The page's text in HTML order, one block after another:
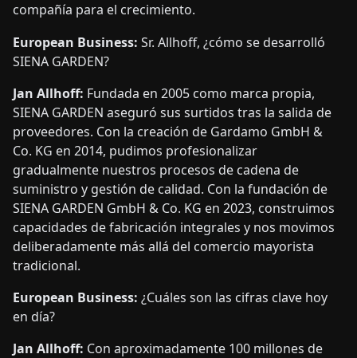
compañía para el crecimiento.
European Business: Sr. Allhoff, ¿cómo se desarrolló
SIENA GARDEN?
Jan Allhoff: Fundada en 2005 como marca propia,
SIENA GARDEN aseguró sus surtidos tras la salida de
proveedores. Con la creación de Gardamo GmbH &
Co. KG en 2014, pudimos profesionalizar
gradualmente nuestros procesos de cadena de
suministro y gestión de calidad. Con la fundación de
SIENA GARDEN GmbH & Co. KG en 2023, construimos
capacidades de fabricación integrales y nos movimos
deliberadamente más allá del comercio mayorista
tradicional.
European Business: ¿Cuáles son las cifras clave hoy
en día?
Jan Allhoff: Con aproximadamente 100 millones de